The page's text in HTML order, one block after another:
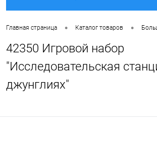
Главная страница • Каталог товаров •
42350 Игровой набор
"Исследовательская
джунглиях"